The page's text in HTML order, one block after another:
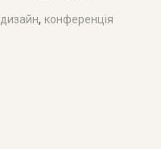
дизайн, конференція